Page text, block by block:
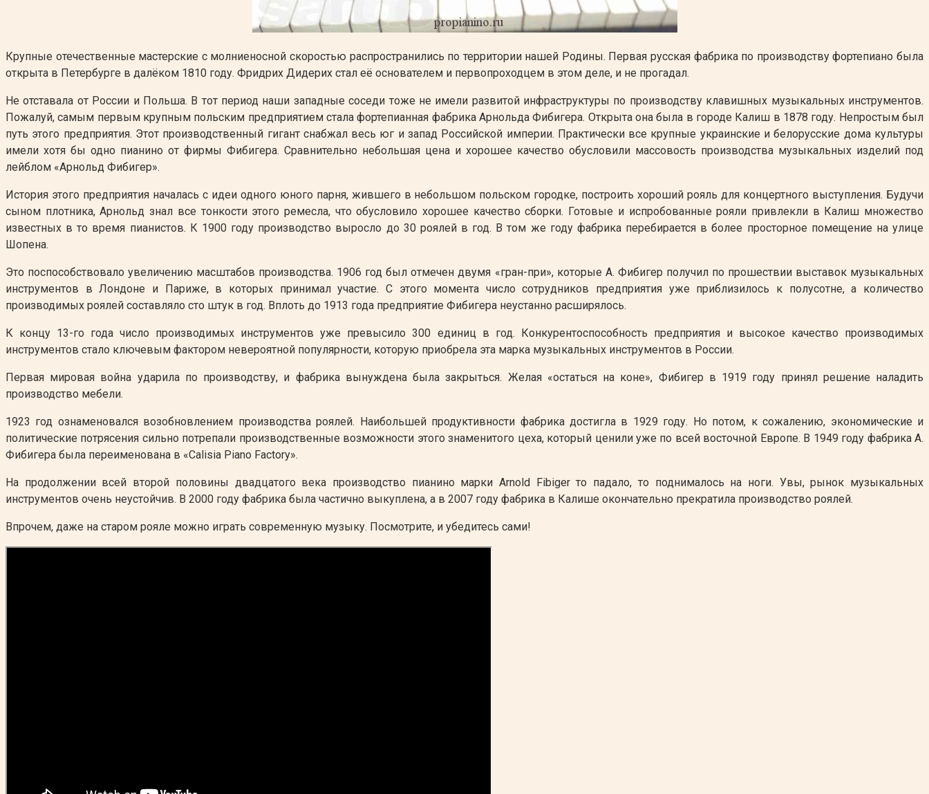
Крупные отечественные мастерские с молниеносной скоростью распространились по территории нашей Родины. Первая русская фабрика по производству фортепиано была
открыта в Петербурге в далёком 1810 году. Фридрих Дидерих стал её основателем и первопроходцем в этом деле, и не прогадал.
Не отставала от России и Польша. В тот период наши западные соседи тоже не имели развитой инфраструктуры по производству клавишных музыкальных инструментов.
Пожалуй, самым первым крупным польским предприятием стала фортепианная фабрика Арнольда Фибигера. Открыта она была в городе Калиш в 1878 году. Непростым был
путь этого предприятия. Этот производственный гигант снабжал весь юг и запад Российской империи. Практически все крупные украинские и белорусские дома культуры
имели хотя бы одно пианино от фирмы Фибигера. Сравнительно небольшая цена и хорошее качество обусловили массовость производства музыкальных изделий под
лейблом «Арнольд Фибигер».
История этого предприятия началась с идеи одного юного парня, жившего в небольшом польском городке, построить хороший рояль для концертного выступления. Будучи
сыном плотника, Арнольд знал все тонкости этого ремесла, что обусловило хорошее качество сборки. Готовые и испробованные рояли привлекли в Калиш множество
известных в то время пианистов. К 1900 году производство выросло до 30 роялей в год. В том же году фабрика перебирается в более просторное помещение на улице
Шопена.
Это поспособствовало увеличению масштабов производства. 1906 год был отмечен двумя «гран-при», которые А. Фибигер получил по прошествии выставок музыкальных
инструментов в Лондоне и Париже, в которых принимал участие. С этого момента число сотрудников предприятия уже приблизилось к полусотне, а количество
производимых роялей составляло сто штук в год. Вплоть до 1913 года предприятие Фибигера неустанно расширялось.
К концу 13-го года число производимых инструментов уже превысило 300 единиц в год. Конкурентоспособность предприятия и высокое качество производимых
инструментов стало ключевым фактором невероятной популярности, которую приобрела эта марка музыкальных инструментов в России.
Первая мировая война ударила по производству, и фабрика вынуждена была закрыться. Желая «остаться на коне», Фибигер в 1919 году принял решение наладить
производство мебели.
1923 год ознаменовался возобновлением производства роялей. Наибольшей продуктивности фабрика достигла в 1929 году. Но потом, к сожалению, экономические и
политические потрясения сильно потрепали производственные возможности этого знаменитого цеха, который ценили уже по всей восточной Европе. В 1949 году фабрика А.
Фибигера была переименована в «Calisia Piano Factory».
На продолжении всей второй половины двадцатого века производство пианино марки Arnold Fibiger то падало, то поднималось на ноги. Увы, рынок музыкальных
инструментов очень неустойчив. В 2000 году фабрика была частично выкуплена, а в 2007 году фабрика в Калише окончательно прекратила производство роялей.
Впрочем, даже на старом рояле можно играть современную музыку. Посмотрите, и убедитесь сами!